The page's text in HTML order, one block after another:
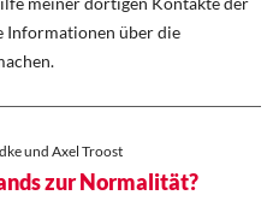
Informationen über die
und Axel Troost
zur Normalität?